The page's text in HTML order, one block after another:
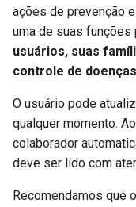
c
a
Animal de apreensão
Idade aproximada
Sexo do animal
Nome popular do
ações de prevenção
uma de suas funções
usuários, suas
controle de
O usuário pode
qualquer momento.
colaborador
deve ser lido com
Recomendamos que